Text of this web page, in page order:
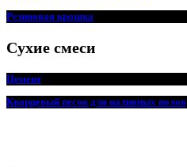
Резиновая крошка
Сухие смеси
Цемент
Кварцевый песок для наливных полов